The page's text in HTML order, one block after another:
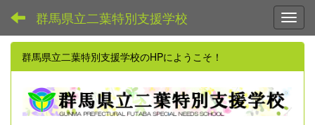
群馬県立二葉特別支援学校
群馬県立二葉特別支援学校のHPにようこそ！